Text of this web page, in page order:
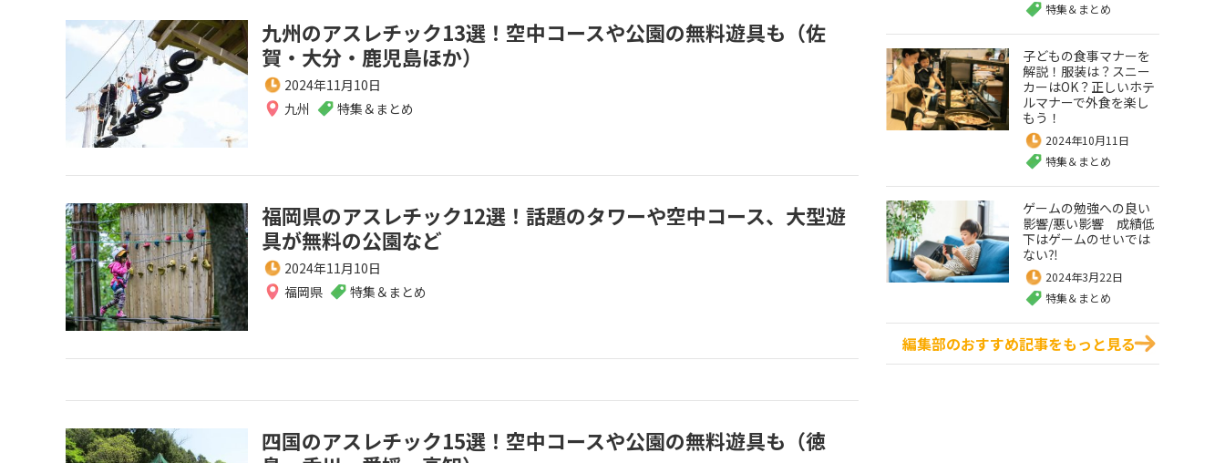
九州のアスレチック13選！空中コースや公園の無料遊具も（佐
賀・大分・鹿児島ほか）
2024年11月10日
九州
特集＆まとめ
福岡県のアスレチック12選！話題のタワーや空中コース、大型遊
具が無料の公園など
2024年11月10日
福岡県
特集＆まとめ
四国のアスレチック15選！空中コースや公園の無料遊具も（徳
特集＆まとめ
子どもの食事マナーを
解説！服装は？スニー
カーはOK？正しいホテ
ルマナーで外食を楽し
もう！
2024年10月11日
特集＆まとめ
ゲームの勉強への良い
影響/悪い影響 成績低
下はゲームのせいでは
ない⁈
2024年3月22日
特集＆まとめ
編集部のおすすめ記事をもっと見る